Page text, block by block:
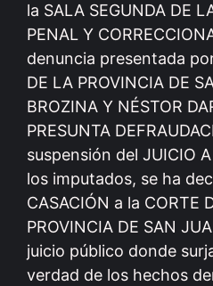
la SALA SEGUNDA DE
PENAL Y
denuncia presentada
DE LA PROVINCIA DE
BROZINA Y NÉSTOR
PRESUNTA
suspensión del JUICIO
los imputados, se ha
CASACIÓN a la CORTE
PROVINCIA DE SAN
juicio público donde
verdad de los hechos